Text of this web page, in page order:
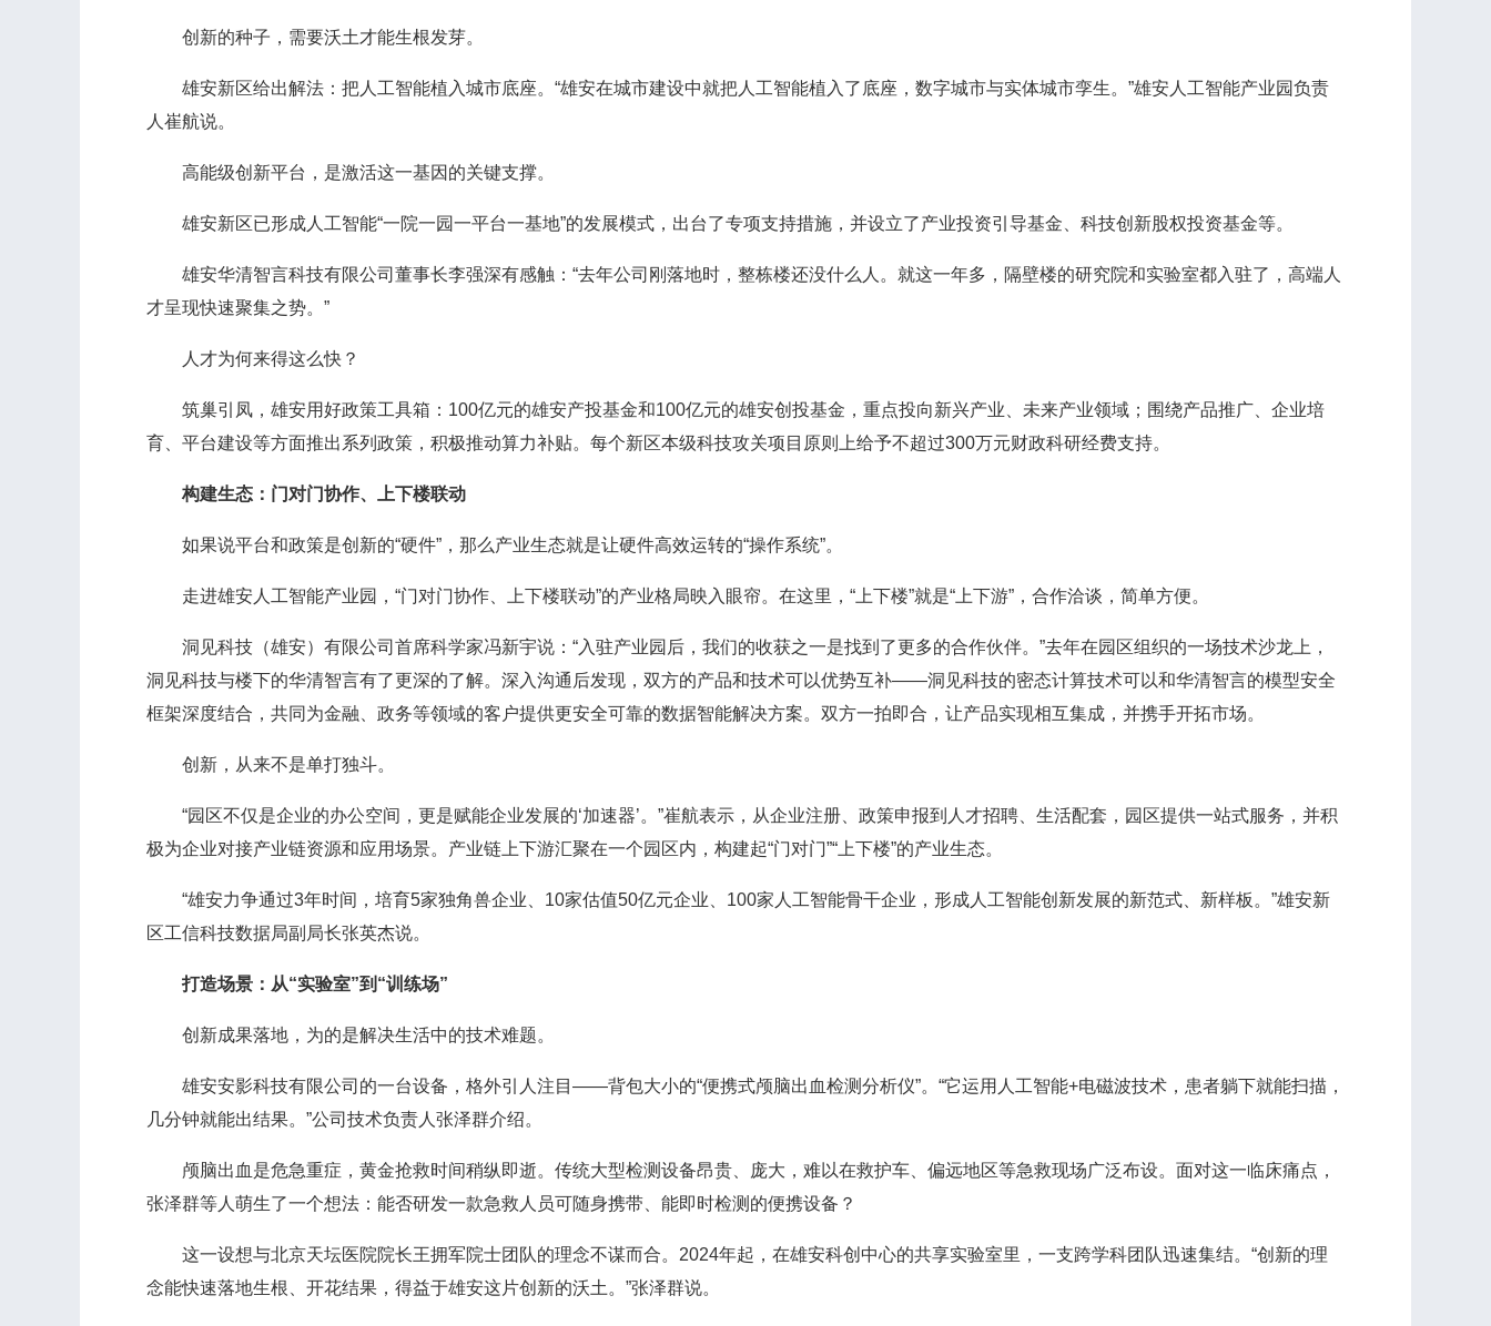
创新的种子，需要沃土才能生根发芽。
雄安新区给出解法：把人工智能植入城市底座。“雄安在城市建设中就把人工智能植入了底座，数字城市与实体城市孪生。”雄安人工智能产业园负责
人崔航说。
高能级创新平台，是激活这一基因的关键支撑。
雄安新区已形成人工智能“一院一园一平台一基地”的发展模式，出台了专项支持措施，并设立了产业投资引导基金、科技创新股权投资基金等。
雄安华清智言科技有限公司董事长李强深有感触：“去年公司刚落地时，整栋楼还没什么人。就这一年多，隔壁楼的研究院和实验室都入驻了，高端人
才呈现快速聚集之势。”
人才为何来得这么快？
筑巢引凤，雄安用好政策工具箱：100亿元的雄安产投基金和100亿元的雄安创投基金，重点投向新兴产业、未来产业领域；围绕产品推广、企业培
育、平台建设等方面推出系列政策，积极推动算力补贴。每个新区本级科技攻关项目原则上给予不超过300万元财政科研经费支持。
构建生态：门对门协作、上下楼联动
如果说平台和政策是创新的“硬件”，那么产业生态就是让硬件高效运转的“操作系统”。
走进雄安人工智能产业园，“门对门协作、上下楼联动”的产业格局映入眼帘。在这里，“上下楼”就是“上下游”，合作洽谈，简单方便。
洞见科技（雄安）有限公司首席科学家冯新宇说：“入驻产业园后，我们的收获之一是找到了更多的合作伙伴。”去年在园区组织的一场技术沙龙上，
洞见科技与楼下的华清智言有了更深的了解。深入沟通后发现，双方的产品和技术可以优势互补——洞见科技的密态计算技术可以和华清智言的模型安全
框架深度结合，共同为金融、政务等领域的客户提供更安全可靠的数据智能解决方案。双方一拍即合，让产品实现相互集成，并携手开拓市场。
创新，从来不是单打独斗。
“园区不仅是企业的办公空间，更是赋能企业发展的‘加速器’。”崔航表示，从企业注册、政策申报到人才招聘、生活配套，园区提供一站式服务，并积
极为企业对接产业链资源和应用场景。产业链上下游汇聚在一个园区内，构建起“门对门”“上下楼”的产业生态。
“雄安力争通过3年时间，培育5家独角兽企业、10家估值50亿元企业、100家人工智能骨干企业，形成人工智能创新发展的新范式、新样板。”雄安新
区工信科技数据局副局长张英杰说。
打造场景：从“实验室”到“训练场”
创新成果落地，为的是解决生活中的技术难题。
雄安安影科技有限公司的一台设备，格外引人注目——背包大小的“便携式颅脑出血检测分析仪”。“它运用人工智能+电磁波技术，患者躺下就能扫描，
几分钟就能出结果。”公司技术负责人张泽群介绍。
颅脑出血是危急重症，黄金抢救时间稍纵即逝。传统大型检测设备昂贵、庞大，难以在救护车、偏远地区等急救现场广泛布设。面对这一临床痛点，
张泽群等人萌生了一个想法：能否研发一款急救人员可随身携带、能即时检测的便携设备？
这一设想与北京天坛医院院长王拥军院士团队的理念不谋而合。2024年起，在雄安科创中心的共享实验室里，一支跨学科团队迅速集结。“创新的理
念能快速落地生根、开花结果，得益于雄安这片创新的沃土。”张泽群说。